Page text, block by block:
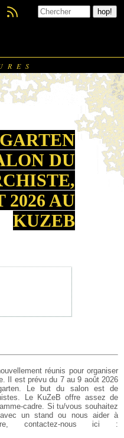
DU
2026 AU
KUZEB
réunis pour organiser
Il est prévu du 7 au 9 août 2026
Le but du salon est de
Le KuZeB offre assez de
cadre. Si tu/vous souhaitez
un stand ou nous aider à
contactez-nous ici :